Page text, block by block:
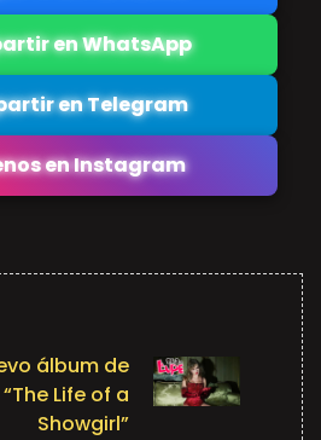
en WhatsApp
en Telegram
en Instagram
álbum de
Life of a
Showgirl”